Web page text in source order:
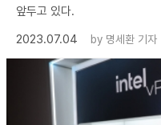
앞두고 있다.
2023.07.04
by 명세환 기자